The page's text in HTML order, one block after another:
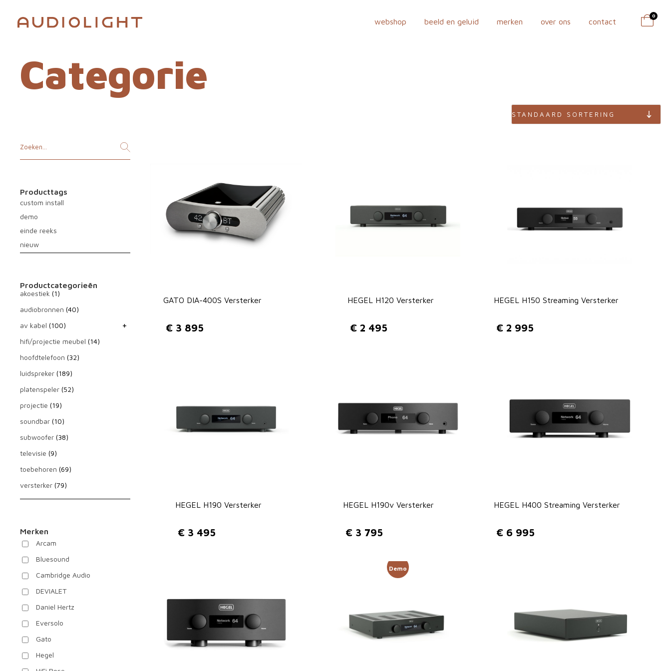
webshop beeld en geluid merken over ons contact
0
Categorie
GATO DIA-400S Versterker
€ 3 895
HEGEL H120 Versterker
€ 2 495
HEGEL H150 Streaming Versterker
€ 2 995
HEGEL H190 Versterker
€ 3 495
HEGEL H190v Versterker
€ 3 795
HEGEL H400 Streaming Versterker
€ 6 995
Demo
Producttags
custom install
demo
einde reeks
nieuw
Productcategorieën
akoestiek (1)
audiobronnen (40)
av kabel (100)
hifi/projectie meubel (14)
hoofdtelefoon (32)
luidspreker (189)
platenspeler (52)
projectie (19)
soundbar (10)
subwoofer (38)
televisie (9)
toebehoren (69)
versterker (79)
Merken
Arcam
Bluesound
Cambridge Audio
DEVIALET
Daniel Hertz
Eversolo
Gato
Hegel